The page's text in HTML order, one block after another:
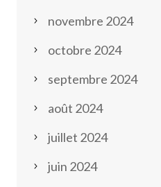
novembre 2024
octobre 2024
septembre 2024
août 2024
juillet 2024
juin 2024